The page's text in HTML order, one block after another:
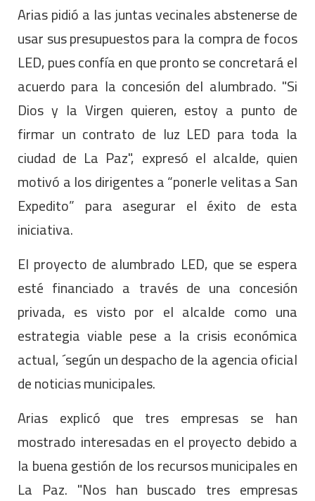
Arias pidió a las juntas vecinales abstenerse de
usar sus presupuestos para la compra de focos
LED, pues confía en que pronto se concretará el
acuerdo para la concesión del alumbrado. "Si
Dios y la Virgen quieren, estoy a punto de
firmar un contrato de luz LED para toda la
ciudad de La Paz", expresó el alcalde, quien
motivó a los dirigentes a “ponerle velitas a San
Expedito” para asegurar el éxito de esta
iniciativa.
El proyecto de alumbrado LED, que se espera
esté financiado a través de una concesión
privada, es visto por el alcalde como una
estrategia viable pese a la crisis económica
actual, ´según un despacho de la agencia oficial
de noticias municipales.
Arias explicó que tres empresas se han
mostrado interesadas en el proyecto debido a
la buena gestión de los recursos municipales en
La Paz. "Nos han buscado tres empresas